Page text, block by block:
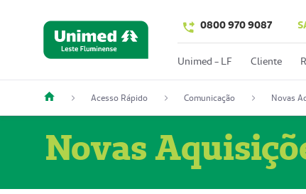
0800 970 9087
Unimed - LF Cliente
Acesso Rápido Comunicação Novas
Novas